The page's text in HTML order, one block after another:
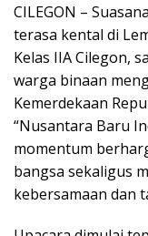
CILEGON –
terasa kental di
Kelas IIA Cilegon,
warga binaan
Kemerdekaan
“Nusantara Baru
momentum
bangsa sekaligus
kebersamaan dan